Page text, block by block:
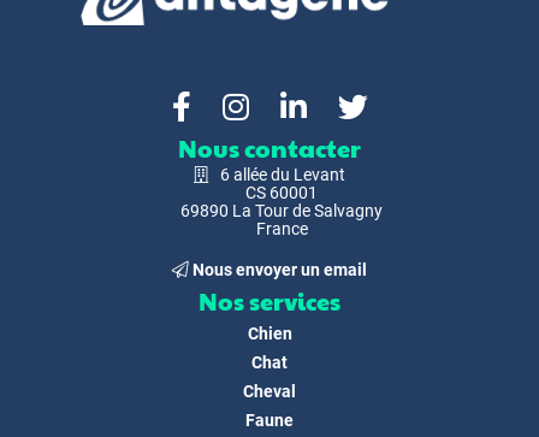
Nous contacter
6 allée du Levant
CS 60001
69890 La Tour de Salvagny
France
Nous envoyer un email
Nos services
Chien
Chat
Cheval
Faune